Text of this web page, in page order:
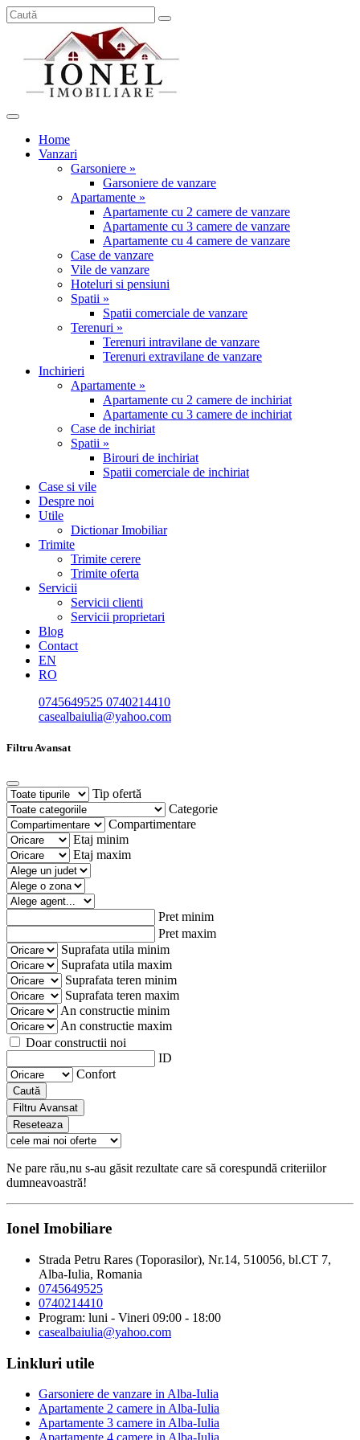
Home
Vanzari
Garsoniere »
Garsoniere de vanzare
Apartamente »
Apartamente cu 2 camere de vanzare
Apartamente cu 3 camere de vanzare
Apartamente cu 4 camere de vanzare
Case de vanzare
Vile de vanzare
Hoteluri si pensiuni
Spatii »
Spatii comerciale de vanzare
Terenuri »
Terenuri intravilane de vanzare
Terenuri extravilane de vanzare
Inchirieri
Apartamente »
Apartamente cu 2 camere de inchiriat
Apartamente cu 3 camere de inchiriat
Case de inchiriat
Spatii »
Birouri de inchiriat
Spatii comerciale de inchiriat
Case si vile
Despre noi
Utile
Dictionar Imobiliar
Trimite
Trimite cerere
Trimite oferta
Servicii
Servicii clienti
Servicii proprietari
Blog
Contact
EN
RO
0745649525 0740214410
casealbaiulia@yahoo.com
Filtru Avansat
Tip ofertă
Categorie
Compartimentare
Etaj minim
Etaj maxim
Pret minim
Pret maxim
Suprafata utila minim
Suprafata utila maxim
Suprafata teren minim
Suprafata teren maxim
An constructie minim
An constructie maxim
Doar constructii noi
ID
Confort
Caută
Filtru Avansat
Reseteaza
Ne pare rău,nu s-au găsit rezultate care să corespundă criteriilor
dumneavoastră!
Ionel Imobiliare
Strada Petru Rares (Toporasilor), Nr.14, 510056, bl.CT 7,
Alba-Iulia, Romania
0745649525
0740214410
Program: luni - Vineri 09:00 - 18:00
casealbaiulia@yahoo.com
Linkluri utile
Garsoniere de vanzare in Alba-Iulia
Apartamente 2 camere in Alba-Iulia
Apartamente 3 camere in Alba-Iulia